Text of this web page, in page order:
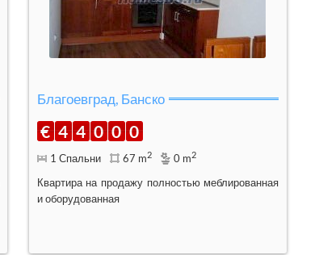
Благоевград, Банско
€ 4 4 0 0 0
1 Спальни 67 m2 0 m2
Квартира на продажу полностью меблированная
и оборудованная